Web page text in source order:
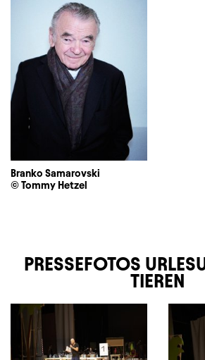
Branko Samarovski
© Tommy Hetzel
PRESSEFOTOS
TIEREN